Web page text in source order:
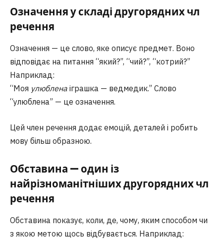
Означення у складі другорядних чл
речення
Означення — це слово, яке описує предмет. Воно
відповідає на питання “який?”, “чий?”, “котрий?”
Наприклад:
“Моя улюблена іграшка — ведмедик.” Слово
“улюблена” — це означення.
Цей член речення додає емоцій, деталей і робить
мову більш образною.
Обставина — один із
найрізноманітніших другорядних чл
речення
Обставина показує, коли, де, чому, яким способом чи
з якою метою щось відбувається. Наприклад: